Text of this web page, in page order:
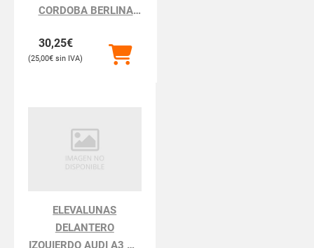
CORDOBA BERLINA
30,25€
25,00€
ELEVALUNAS
DELANTERO
IZQUIERDO AUDI A3 A3